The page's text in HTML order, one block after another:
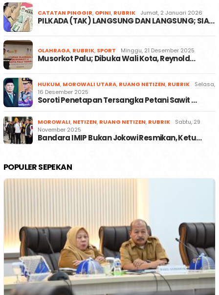
CATATAN PINGGIR, OPINI, RUBRIK Jumat, 2 Januari 2026
PILKADA (TAK) LANGSUNG DAN LANGSUNG; SIA…
OLAHRAGA, RUBRIK, SPORT Minggu, 21 Desember 2025
Musorkot Palu; Dibuka Wali Kota, Reynold…
HUKUM, MOROWALI UTARA, RUANG NETIZEN, RUBRIK
Selasa,
16 Desember 2025
Soroti Penetapan Tersangka Petani Sawit …
MOROWALI, NETIZEN, RUANG NETIZEN, RUBRIK
Sabtu, 29
November 2025
Bandara IMIP Bukan Jokowi Resmikan, Ketu…
POPULER SEPEKAN